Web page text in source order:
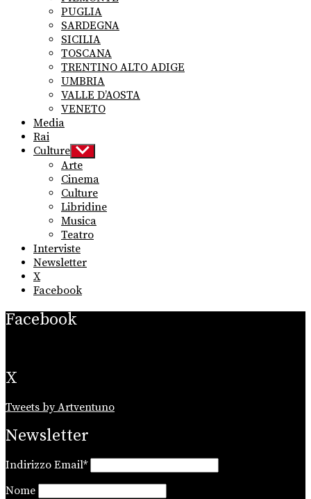
PUGLIA
SARDEGNA
SICILIA
TOSCANA
TRENTINO ALTO ADIGE
UMBRIA
VALLE D’AOSTA
VENETO
Media
Rai
Culture Show
sub
menu
Arte
Cinema
Culture
Libridine
Musica
Teatro
Interviste
Newsletter
X
Facebook
Facebook
X
Tweets by Artventuno
Newsletter
Indirizzo Email*
Nome